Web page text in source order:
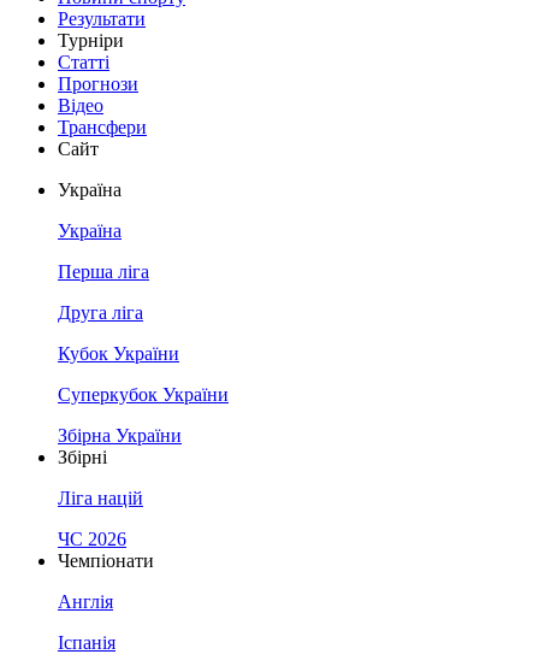
Результати
Турніри
Статті
Прогнози
Відео
Трансфери
Сайт
Україна
Україна
Перша ліга
Друга ліга
Кубок України
Суперкубок України
Збірна України
Збірні
Ліга націй
ЧС 2026
Чемпіонати
Англія
Іспанія